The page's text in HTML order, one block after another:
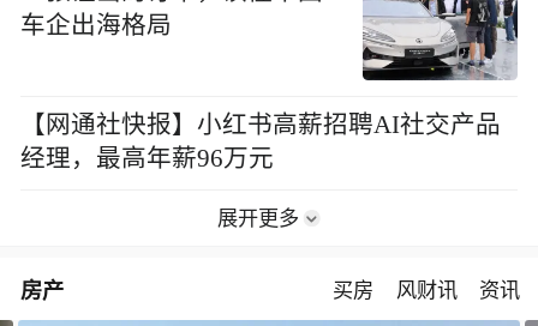
车企出海格局
【网通社快报】小红书高薪招聘AI社交产品
经理，最高年薪96万元
展开更多
房产 买房 风财讯 资讯